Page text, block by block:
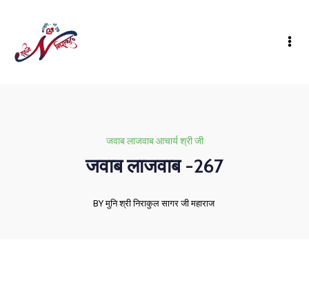
जवाब लाजवाब आचार्य श्री जी
जवाब लाजवाब -267
BY मुनि श्री निराकुल सागर जी महाराज